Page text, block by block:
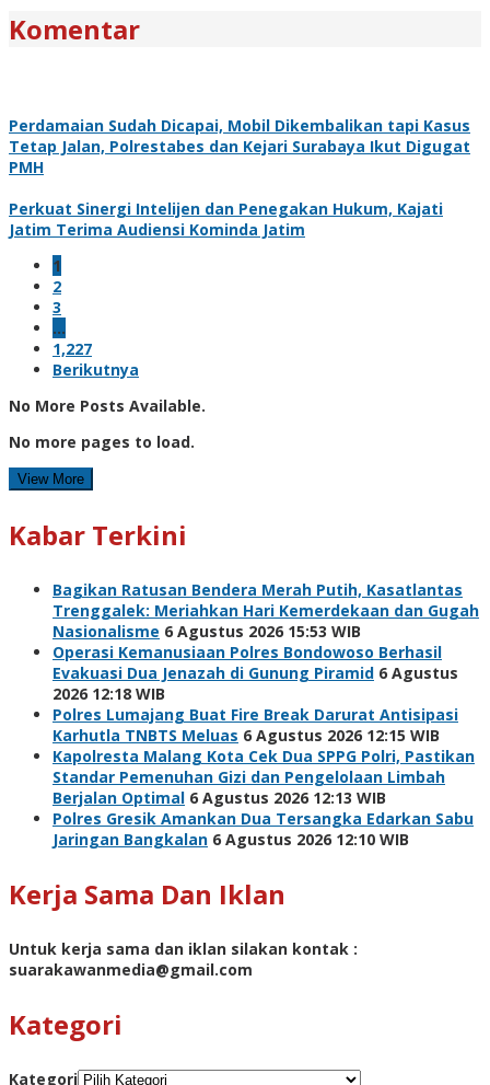
Komentar
Perdamaian Sudah Dicapai, Mobil Dikembalikan tapi Kasus
Tetap Jalan, Polrestabes dan Kejari Surabaya Ikut Digugat
PMH
Perkuat Sinergi Intelijen dan Penegakan Hukum, Kajati
Jatim Terima Audiensi Kominda Jatim
1
2
3
…
1,227
Berikutnya
No More Posts Available.
No more pages to load.
View More
Kabar Terkini
Bagikan Ratusan Bendera Merah Putih, Kasatlantas
Trenggalek: Meriahkan Hari Kemerdekaan dan Gugah
Nasionalisme 6 Agustus 2026 15:53 WIB
Operasi Kemanusiaan Polres Bondowoso Berhasil
Evakuasi Dua Jenazah di Gunung Piramid 6 Agustus
2026 12:18 WIB
Polres Lumajang Buat Fire Break Darurat Antisipasi
Karhutla TNBTS Meluas 6 Agustus 2026 12:15 WIB
Kapolresta Malang Kota Cek Dua SPPG Polri, Pastikan
Standar Pemenuhan Gizi dan Pengelolaan Limbah
Berjalan Optimal 6 Agustus 2026 12:13 WIB
Polres Gresik Amankan Dua Tersangka Edarkan Sabu
Jaringan Bangkalan 6 Agustus 2026 12:10 WIB
Kerja Sama Dan Iklan
Untuk kerja sama dan iklan silakan kontak :
suarakawanmedia@gmail.com
Kategori
Kategori